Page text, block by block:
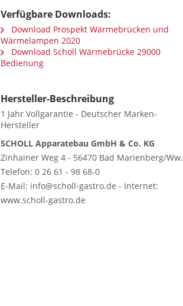
Verfügbare Downloads:
Download Prospekt Wärmebrücken und
Wärmelampen 2020
Download Scholl Wärmebrücke 29000
Bedienung
Hersteller-Beschreibung
1 Jahr Vollgarantie - Deutscher Marken-
Hersteller
SCHOLL Apparatebau GmbH & Co. KG
Zinhainer Weg 4 - 56470 Bad Marienberg/Ww.
Telefon: 0 26 61 - 98 68-0
E-Mail: info@scholl-gastro.de - Internet:
www.scholl-gastro.de